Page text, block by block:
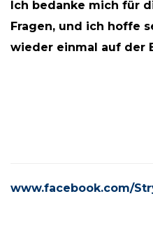
Ich bedanke mich für
Fragen, und ich hoffe
wieder einmal auf der
www.facebook.com/